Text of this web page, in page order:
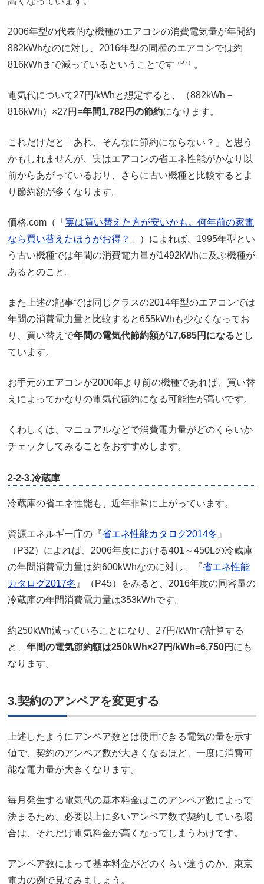
2006年型の代表的な機種のエアコンの消費電気量が年間約
882kWhなのに対し、2016年型の同種のエアコンでは約
816kWhまで減っているということです （P7） 。
電気代について27円/kWhと想定すると、（882kWh－
816kWh）×27円=年間1,782円の節約になります。
これだけだと「あれ、そんなに節約にならない？」と思う
かもしれませんが、実はエアコンの省エネ性能がかなり以
前からあがっているおり、さらに古い機種と比較するとよ
り節約額が多くなります。
価格.com（「 実は買い替えた方が安いかも。何年前の家電
なら買い替えたほうがお得？ 」）によれば、1995年型とい
う古い機種では年間の消費電力量が1492kWhに及ぶ機種が
あるとのこと。
また上述の記事では同じクラスの2014年型のエアコンでは
年間の消費電力量と比較すると655kWhも少なくなってお
り、買い替えで年間の電気代節約額が17,685円になるとし
ています。
お手元のエアコンが2000年より前の機種であれば、買い替
えによってかなりの電気代節約になる可能性が高いです。
くわしくは、マニュアルなどで消費電力量がどのくらいか
チェックしてみることをおすすめします。
2-2-3.冷蔵庫
冷蔵庫の省エネ性能も、近年非常に上がっています。
資源エネルギー庁の『省エネ性能カタログ2014冬 』
（P32）によれば、2006年度における401～450Lの冷蔵庫
の年間消費電力量は約600kWhなのに対し、『省エネ性能
カタログ2017冬 』（P45）をみると、2016年度の同容量の
冷蔵庫の年間消費電力量は353kWhです。
約250kWh減っていることになり、27円/kWhで計算する
と、 年間の電気節約額は250kWh×27円/kWh=6,750円 にも
なります。
3.契約のアンペアを変更する
上述したようにアンペア数とは使用できる電気の量を示す
値で、契約のアンペア数が大きくなるほど、一度に消費可
能な電力量が大きくなります。
毎月発生する電気代の基本料金はこのアンペア数によって
決まるため、必要以上に多いアンペア数で契約している場
合は、それだけ電気料金が高くなってしまうわけです。
アンペア数によって基本料金がどのくらい違うのか、東京
電力の例で見てみましょう。